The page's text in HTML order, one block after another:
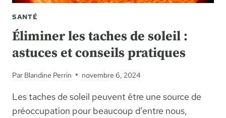
SANTÉ
Éliminer les taches de soleil :
astuces et conseils pratiques
Par Blandine Perrin novembre 6, 2024
Les taches de soleil peuvent être une source de
préoccupation pour beaucoup d’entre nous,